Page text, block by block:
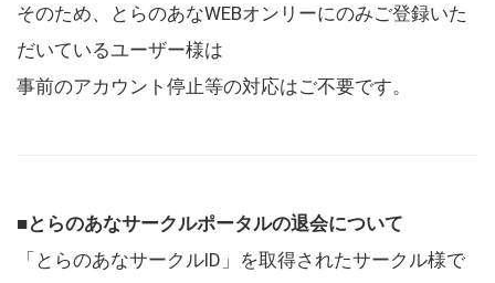
そのため、とらのあなWEBオンリーにのみご登録いた
だいているユーザー様は
事前のアカウント停止等の対応はご不要です。
■とらのあなサークルポータルの退会について
「とらのあなサークルID」を取得されたサークル様で